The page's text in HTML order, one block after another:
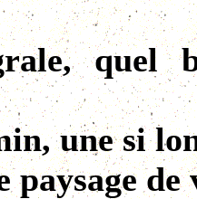
quel
une si
paysage de